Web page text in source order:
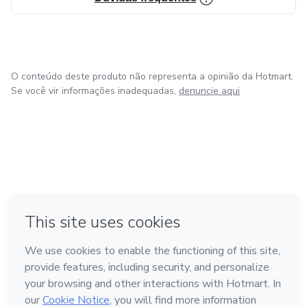
O conteúdo deste produto não representa a opinião da Hotmart.
Se você vir informações inadequadas, denuncie aqui
Feito com ❤ em Bogotá
Conheça a Hotmart